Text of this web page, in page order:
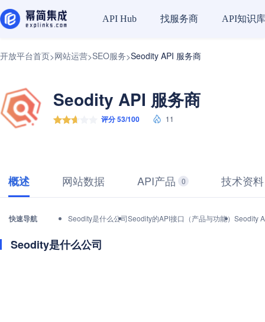
API Hub 找服务商 API知识库
开放平台首页>网站运营>SEO服务>Seodity API 服务商
Seodity API 服务商
评分 53/100 11
概述 网站数据 API产品 0 技术资料
快速导航 Seodity是什么公司Seodity的API接口（产品与功能） Seodity
Seodity是什么公司